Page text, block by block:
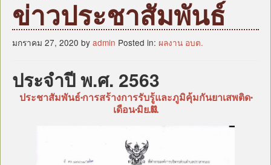
บุคลากร
ข้อมูลหน่วยงาน
กฎหมาย/ระเบียบ/คู่มือ
ข่าวสาร อบต.
แผน
หน่วยตรวจสอบภายใน
ข่าวประชาสัมพันธ์
มกราคม 27, 2020 by admin Posted in: ผลงาน อบต.
ประจำปี พ.ศ. 2563
ประชาสัมพันธ์-การสร้างการรับรู้และภูมิคุ้มกันยาเสพติด-
เดือน-มิย.63.